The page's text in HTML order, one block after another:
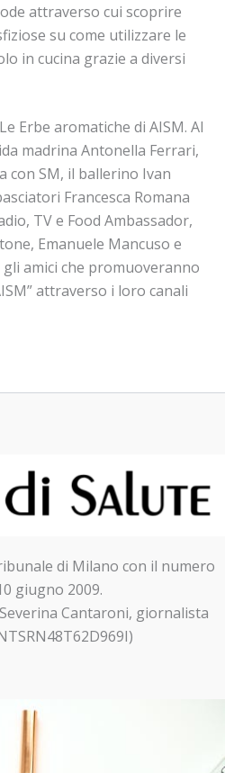
attraverso cui scoprire
su come utilizzare le
in cucina grazie a diversi
Erbe aromatiche di AISM. Al
madrina Antonella Ferrari,
con SM, il ballerino Ivan
Francesca Romana
TV e Food Ambassador,
Emanuele Mancuso e
amici che promuoveranno
attraverso i loro canali
di Milano con il numero
giugno 2009.
Cantaroni, giornalista